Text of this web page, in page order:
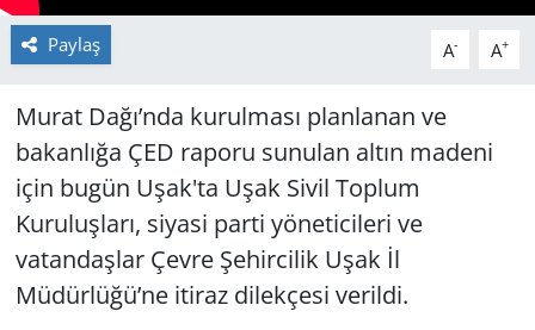
Paylaş A- A+
Murat Dağı’nda kurulması planlanan ve
bakanlığa ÇED raporu sunulan altın madeni
için bugün Uşak'ta Uşak Sivil Toplum
Kuruluşları, siyasi parti yöneticileri ve
vatandaşlar Çevre Şehircilik Uşak İl
Müdürlüğü’ne itiraz dilekçesi verildi.